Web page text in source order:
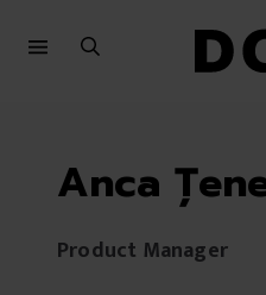
Anca
Product Manager